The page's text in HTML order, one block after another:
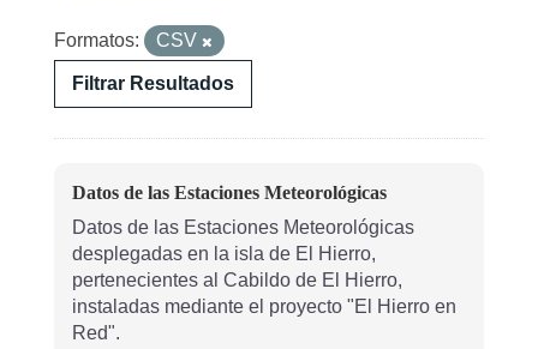
Formatos: CSV
Filtrar Resultados
Datos de las Estaciones Meteorológicas
Datos de las Estaciones Meteorológicas
desplegadas en la isla de El Hierro,
pertenecientes al Cabildo de El Hierro,
instaladas mediante el proyecto "El Hierro en
Red".